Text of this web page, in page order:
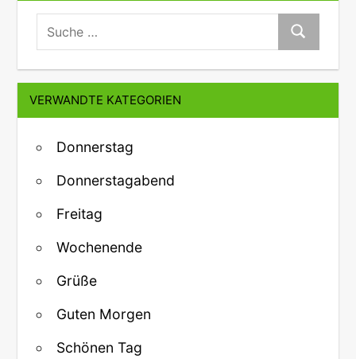
suche:
Suche
VERWANDTE KATEGORIEN
Donnerstag
Donnerstagabend
Freitag
Wochenende
Grüße
Guten Morgen
Schönen Tag